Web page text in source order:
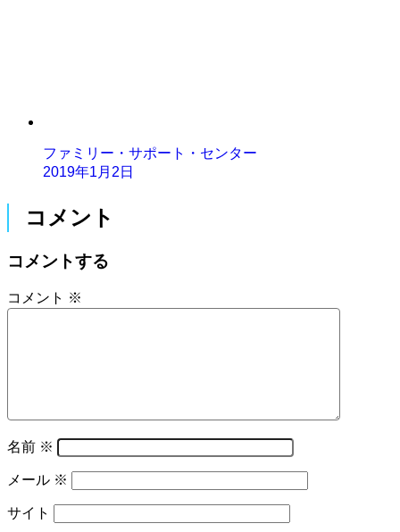
ファミリー・サポート・センター
2019年1月2日
コメント
コメントする
コメント ※
名前 ※
メール ※
サイト